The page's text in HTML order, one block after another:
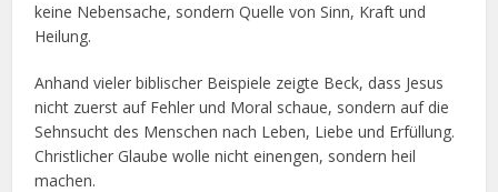
keine Nebensache, sondern Quelle von Sinn, Kraft und
Heilung.
Anhand vieler biblischer Beispiele zeigte Beck, dass Jesus
nicht zuerst auf Fehler und Moral schaue, sondern auf die
Sehnsucht des Menschen nach Leben, Liebe und Erfüllung.
Christlicher Glaube wolle nicht einengen, sondern heil
machen.